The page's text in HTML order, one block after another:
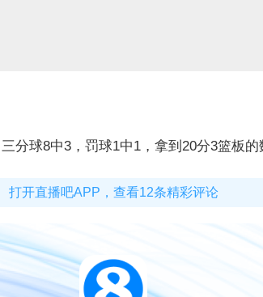
球8中3，罚球1中1，拿到20分3篮板的
打开直播吧APP，查看12条精彩评论